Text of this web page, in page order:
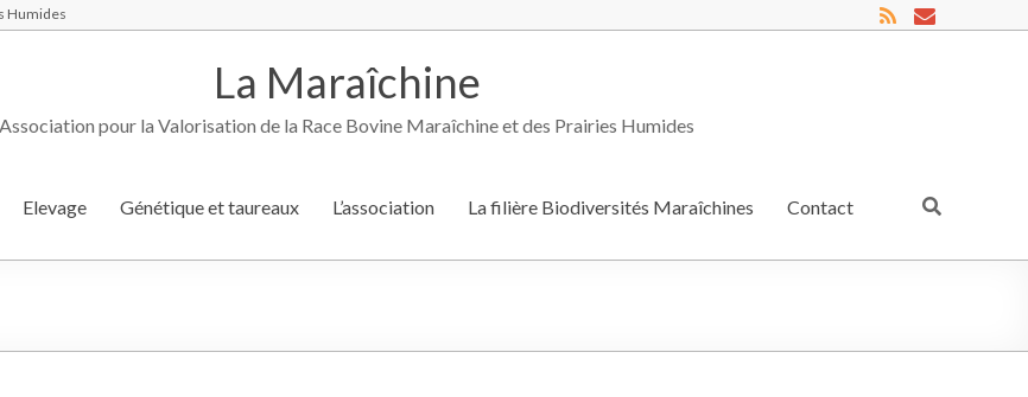
Humides
La Maraîchine
Association pour la Valorisation de la Race Bovine Maraîchine et des Prairies Humides
Elevage Génétique et taureaux L’association La filière Biodiversités Maraîchines Contact